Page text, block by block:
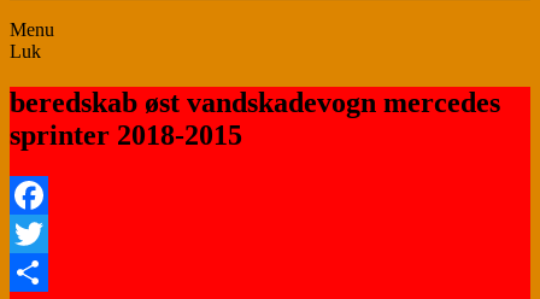
Menu
Luk
beredskab øst vandskadevogn mercedes
sprinter 2018-2015
Facebook
Twitter